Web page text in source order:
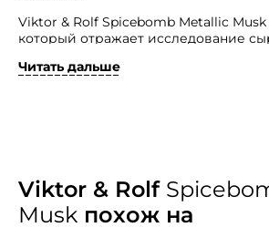
Viktor & Rolf Spicebomb Metallic
который отражает исследование
прикосновения. Утонченный, но
чувственность. Замша добавляет
интриги — шепот кожи на
Перед вами не просто аромат, а
Читать дальше
Viktor & Rolf
Musk похож на